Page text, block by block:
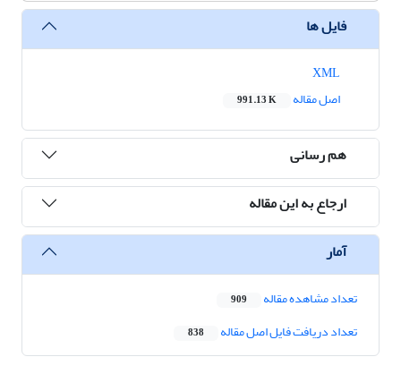
فایل ها
اصل مقاله
991.13 K
هم رسانی
ارجاع به این مقاله
آمار
تعداد مشاهده مقاله 909
تعداد دریافت فایل اصل مقاله 838